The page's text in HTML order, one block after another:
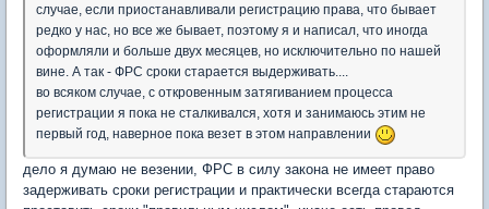
случае, если приостанавливали регистрацию права, что бывает
редко у нас, но все же бывает, поэтому я и написал, что иногда
оформляли и больше двух месяцев, но исключительно по нашей
вине. А так - ФРС сроки старается выдерживать....
во всяком случае, с откровенным затягиванием процесса
регистрации я пока не сталкивался, хотя и занимаюсь этим не
первый год, наверное пока везет в этом направлении
дело я думаю не везении, ФРС в силу закона не имеет право
задерживать сроки регистрации и практически всегда стараются